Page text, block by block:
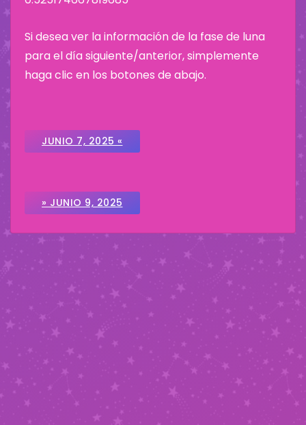
Si desea ver la información de la fase de luna
para el día siguiente/anterior, simplemente
haga clic en los botones de abajo.
JUNIO 7, 2025 «
» JUNIO 9, 2025